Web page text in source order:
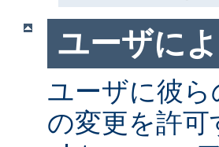
ユーザに
ユーザに彼
の変更を許